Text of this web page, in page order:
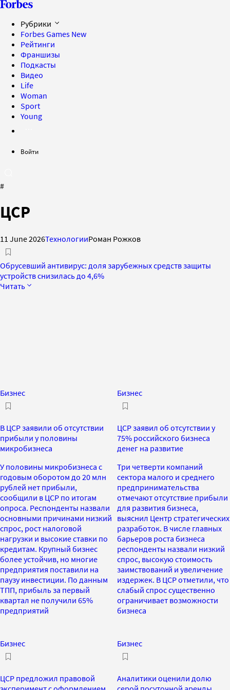
Рубрики
Forbes Games New
Рейтинги
Франшизы
Подкасты
Видео
Life
Woman
Sport
Young
Войти
#
ЦСР
11 June 2026ТехнологииРоман Рожков
Обрусевший антивирус: доля зарубежных средств защиты
устройств снизилась до 4,6%
Читать
Бизнес
В ЦСР заявили об отсутствии
прибыли у половины
микробизнеса
У половины микробизнеса с
годовым оборотом до 20 млн
рублей нет прибыли,
сообщили в ЦСР по итогам
опроса. Респонденты назвали
основными причинами низкий
спрос, рост налоговой
нагрузки и высокие ставки по
кредитам. Крупный бизнес
более устойчив, но многие
предприятия поставили на
паузу инвестиции. По данным
ТПП, прибыль за первый
квартал не получили 65%
предприятий
Бизнес
ЦСР заявил об отсутствии у
75% российского бизнеса
денег на развитие
Три четверти компаний
сектора малого и среднего
предпринимательства
отмечают отсутствие прибыли
для развития бизнеса,
выяснил Центр стратегических
разработок. В числе главных
барьеров роста бизнеса
респонденты назвали низкий
спрос, высокую стоимость
заимствований и увеличение
издержек. В ЦСР отметили, что
слабый спрос существенно
ограничивает возможности
бизнеса
Бизнес
ЦСР предложил правовой
Бизнес
Аналитики оценили долю